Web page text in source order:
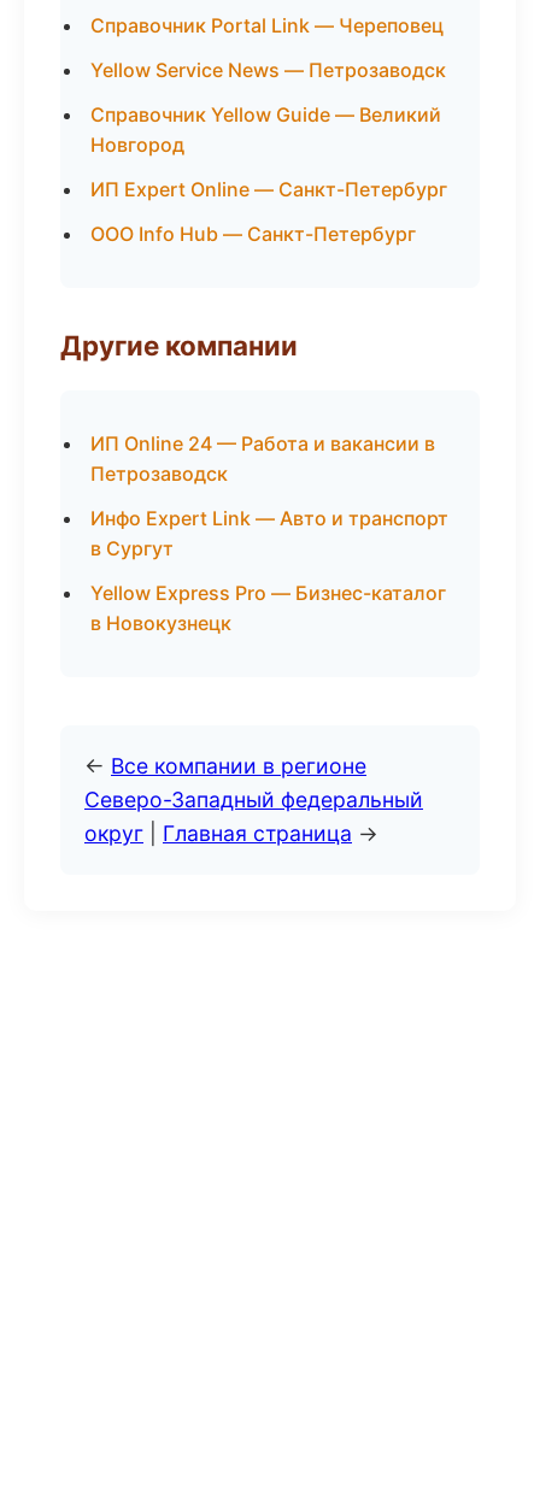
Справочник Portal Link — Череповец
Yellow Service News — Петрозаводск
Справочник Yellow Guide — Великий
Новгород
ИП Expert Online — Санкт-Петербург
ООО Info Hub — Санкт-Петербург
Другие компании
ИП Online 24 — Работа и вакансии в
Петрозаводск
Инфо Expert Link — Авто и транспорт
в Сургут
Yellow Express Pro — Бизнес-каталог
в Новокузнецк
← Все компании в регионе
Северо-Западный федеральный
округ
Главная страница →